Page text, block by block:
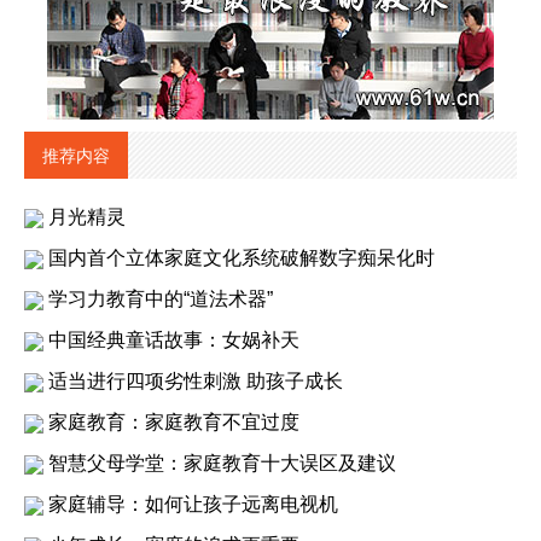
推荐内容
月光精灵
国内首个立体家庭文化系统破解数字痴呆化时
学习力教育中的“道法术器”
中国经典童话故事：女娲补天
适当进行四项劣性刺激 助孩子成长
家庭教育：家庭教育不宜过度
智慧父母学堂：家庭教育十大误区及建议
家庭辅导：如何让孩子远离电视机